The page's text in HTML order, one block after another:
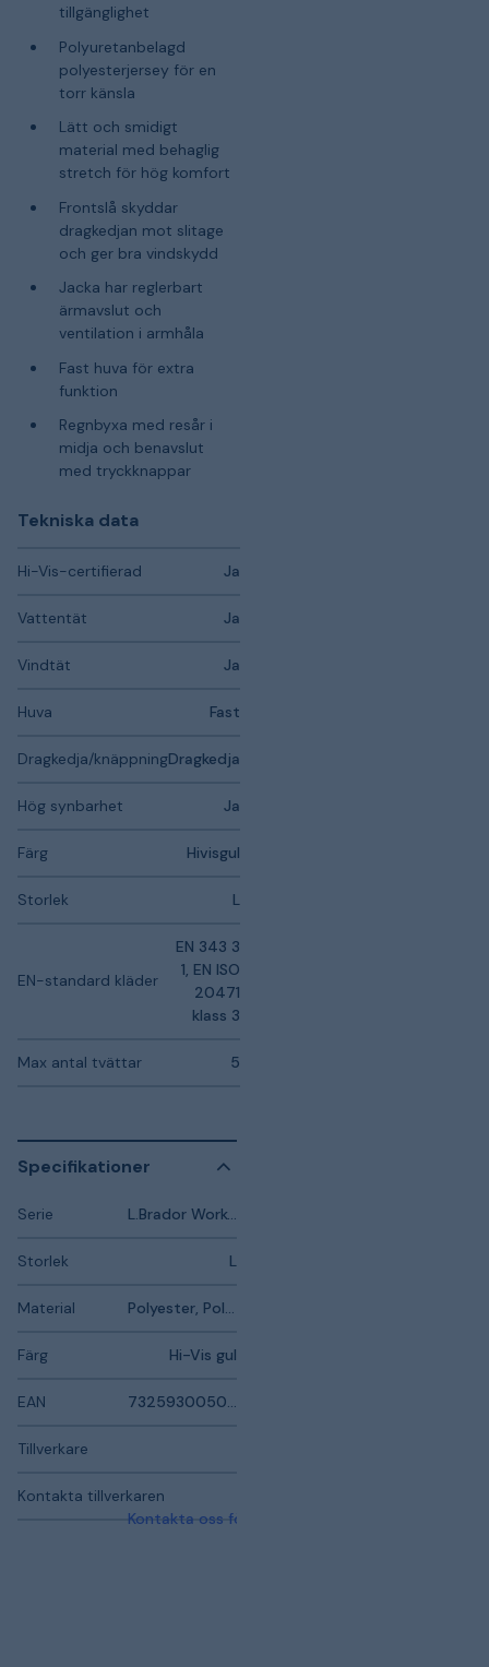
tillgänglighet
Polyuretanbelagd
polyesterjersey för en
torr känsla
Lätt och smidigt
material med behaglig
stretch för hög komfort
Frontslå skyddar
dragkedjan mot slitage
och ger bra vindskydd
Jacka har reglerbart
ärmavslut och
ventilation i armhåla
Fast huva för extra
funktion
Regnbyxa med resår i
midja och benavslut
med tryckknappar
Tekniska data
Hi-Vis-certifierad Ja
Vattentät Ja
Vindtät Ja
Huva Fast
Dragkedja/knäppningDragkedja
Hög synbarhet Ja
Färg Hivisgul
Storlek L
EN-standard kläder
EN 343 3
1, EN ISO
20471
klass 3
Max antal tvättar 5
Specifikationer
Serie L.Brador Workdry
Storlek L
Material
Färg Hi-Vis gul
EAN
Tillverkare
Kontakta tillverkaren
Kontakta oss för mer information